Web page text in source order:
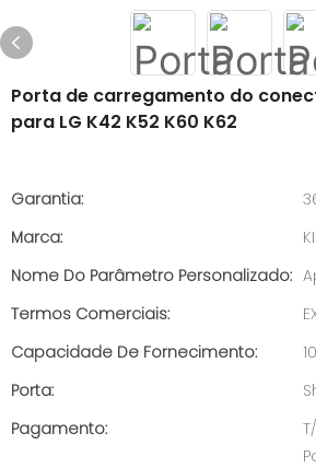
Porta de carregamento do
para LG K42 K52 K60 K62
Garantia:
Marca:
Nome Do Parâmetro Personalizado:
Termos Comerciais:
Capacidade De Fornecimento:
Porta:
Pagamento: